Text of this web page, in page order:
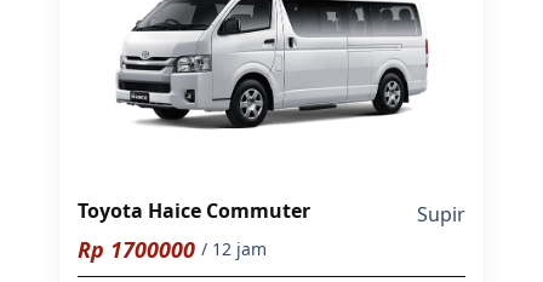
Toyota Haice Commuter Supir
Rp 1700000 / 12 jam